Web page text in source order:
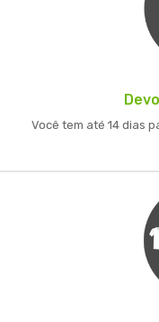
Você tem até 14 dias